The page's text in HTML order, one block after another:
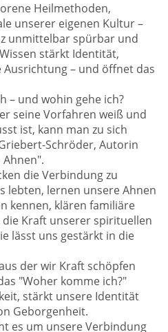
Heilmethoden,
unserer eigenen Kultur –
unmittelbar spürbar und
stärkt Identität,
– und öffnet das
– und wohin gehe ich?
seine Vorfahren weiß und
ist, kann man zu sich
Schröder, Autorin
Ahnen".
die Verbindung zu
lebten, lernen unsere Ahnen
kennen, klären familiäre
Kraft unserer spirituellen
lässt uns gestärkt in die
der wir Kraft schöpfen
"Woher komme ich?"
stärkt unsere Identität
Geborgenheit.
es um unsere Verbindung